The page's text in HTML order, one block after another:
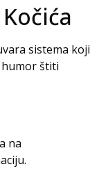
sistema koji
štiti
na